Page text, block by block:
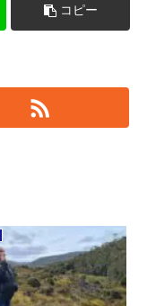
コピー